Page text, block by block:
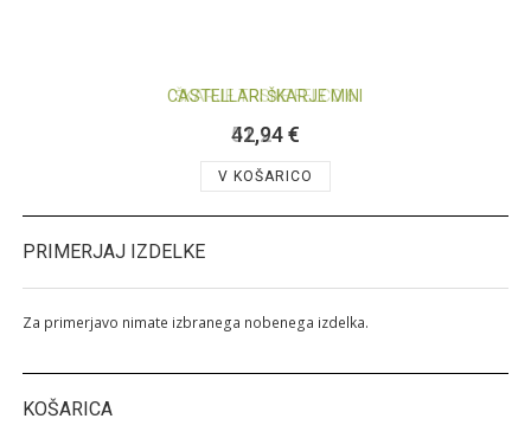
CASTELLARI ŠKARJE MINI
42,94 €
V KOŠARICO
PRIMERJAJ IZDELKE
Za primerjavo nimate izbranega nobenega izdelka.
KOŠARICA